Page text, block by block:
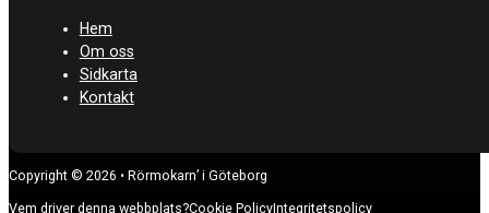
Hem
Om oss
Sidkarta
Kontakt
Copyright © 2026 • Rörmokarn’ i Göteborg
Vem driver denna webbplats?Cookie PolicyIntegritetspolicy